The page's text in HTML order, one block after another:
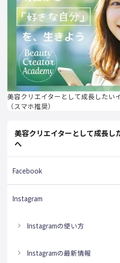
美容クリエイターとして成長したい
（スマホ推奨）
美容クリエイターとして成長し
へ
Facebook
Instagram
Instagramの使い方
Instagramの最新情報